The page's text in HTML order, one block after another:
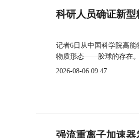
科研人员确证新
记者6日从中国科学院高
物质形态——胶球的存在。
2026-08-06 09:47
强流重离子加速器